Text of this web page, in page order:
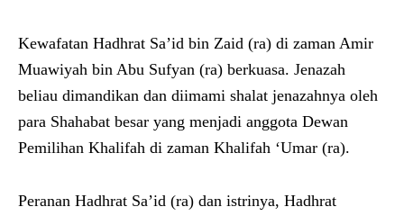
Kewafatan Hadhrat Sa’id bin Zaid (ra) di zaman Amir
Muawiyah bin Abu Sufyan (ra) berkuasa. Jenazah
beliau dimandikan dan diimami shalat jenazahnya oleh
para Shahabat besar yang menjadi anggota Dewan
Pemilihan Khalifah di zaman Khalifah ‘Umar (ra).
Peranan Hadhrat Sa’id (ra) dan istrinya, Hadhrat